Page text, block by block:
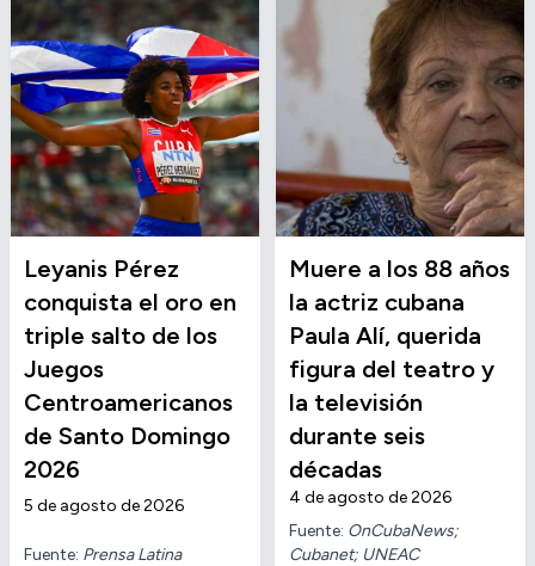
Leyanis Pérez
conquista el oro en
triple salto de los
Juegos
Centroamericanos
de Santo Domingo
2026
5 de agosto de 2026
Fuente: Prensa Latina
Muere a los 88 años
la actriz cubana
Paula Alí, querida
figura del teatro y
la televisión
durante seis
décadas
4 de agosto de 2026
Fuente: OnCubaNews;
Cubanet; UNEAC